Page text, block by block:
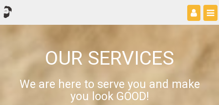
OUR SERVICES
We are here to serve you and make
you look GOOD!